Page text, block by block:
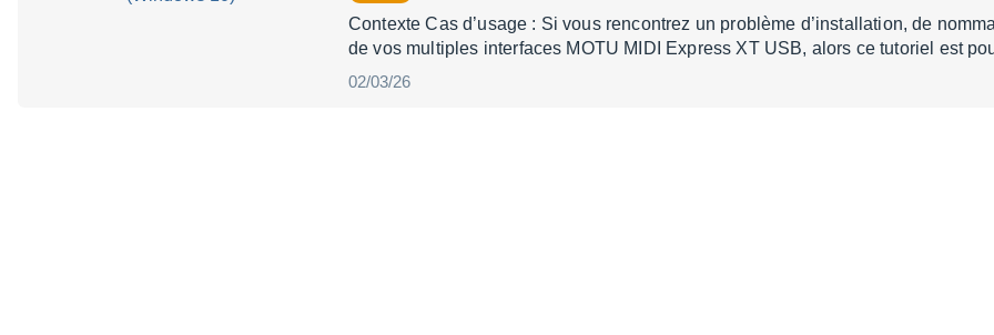
Contexte Cas d’usage : Si vous rencontrez un problème d’installation, de
de vos multiples interfaces MOTU MIDI Express XT USB, alors ce tutoriel est
02/03/26